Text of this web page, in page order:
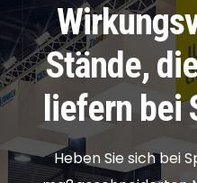
Stände,
liefern bei
Heben Sie sich bei